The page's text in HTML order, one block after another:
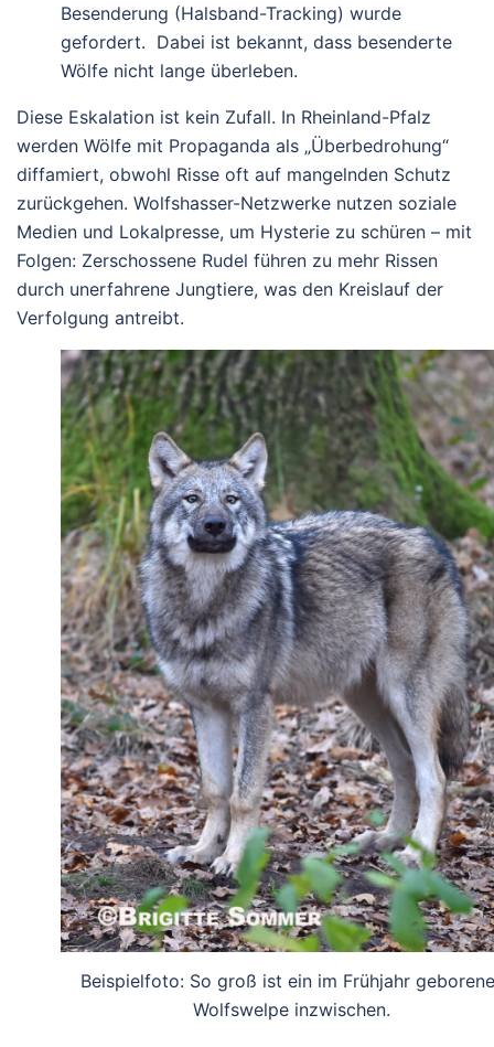
Besenderung (Halsband-Tracking) wurde
gefordert. Dabei ist bekannt, dass besenderte
Wölfe nicht lange überleben.
Diese Eskalation ist kein Zufall. In Rheinland-Pfalz
werden Wölfe mit Propaganda als „Überbedrohung“
diffamiert, obwohl Risse oft auf mangelnden Schutz
zurückgehen. Wolfshasser-Netzwerke nutzen soziale
Medien und Lokalpresse, um Hysterie zu schüren – mit
Folgen: Zerschossene Rudel führen zu mehr Rissen
durch unerfahrene Jungtiere, was den Kreislauf der
Verfolgung antreibt.
Beispielfoto: So groß ist ein im Frühjahr
Wolfswelpe inzwischen.